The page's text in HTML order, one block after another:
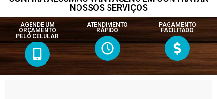
NOSSOS SERVIÇOS
AGENDE UM
ORÇAMENTO
PELO CELULAR
ATENDIMENTO
RÁPIDO
PAGAMENTO
FACILITADO